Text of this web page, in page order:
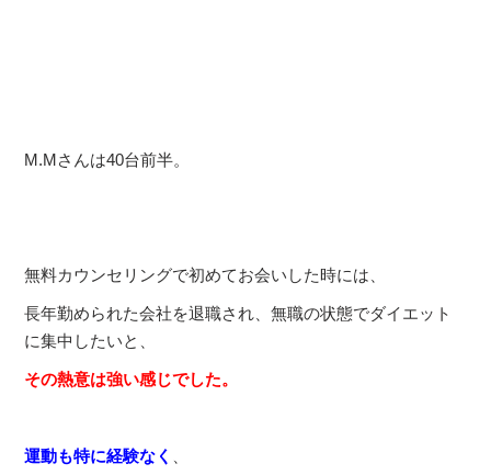
M.Mさんは40台前半。
無料カウンセリングで初めてお会いした時には、
長年勤められた会社を退職され、無職の状態でダイエット
に集中したいと、
その熱意は強い感じでした。
運動も特に経験なく